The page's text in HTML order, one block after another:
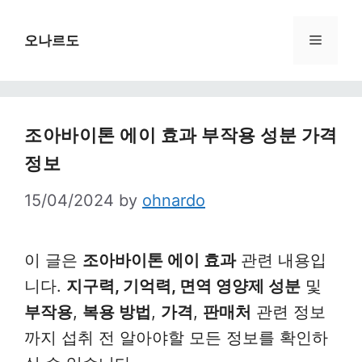
오나르도 Menu
조아바이톤 에이 효과 부작용 성분 가격
정보
15/04/2024 by ohnardo
이 글은 조아바이톤 에이 효과관련 내용입
니다. 지구력, 기억력, 면역 영양제 성분 및
부작용, 복용 방법, 가격, 판매처 관련 정보
까지 섭취 전 알아야할 모든 정보를 확인하